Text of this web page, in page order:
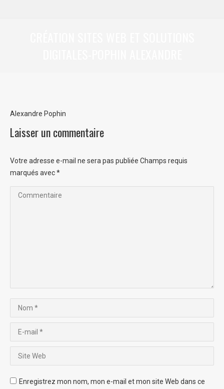
Alexandre Pophin
Laisser un commentaire
Votre adresse e-mail ne sera pas publiée Champs requis
marqués avec*
Commentaire
Nom *
E-mail *
Site Web
Enregistrez mon nom, mon e-mail et mon site Web dans ce